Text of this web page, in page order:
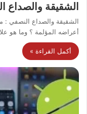
الشقيقة والصداع
الشقيقة والصداع النصفي :
أعراضه المؤلمة ؟ وما هو
أكمل القراءة »